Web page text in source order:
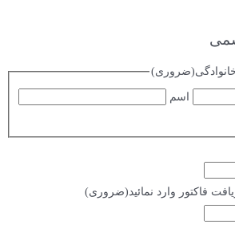
(ضروری)
اسم
فاکتور وارد نمائید (ضروری)